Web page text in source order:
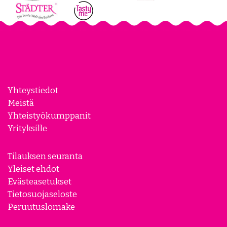
Yhteystiedot
Meistä
Yhteistyökumppanit
Yrityksille
Tilauksen seuranta
Yleiset ehdot
Evästeasetukset
Tietosuojaseloste
Peruutuslomake